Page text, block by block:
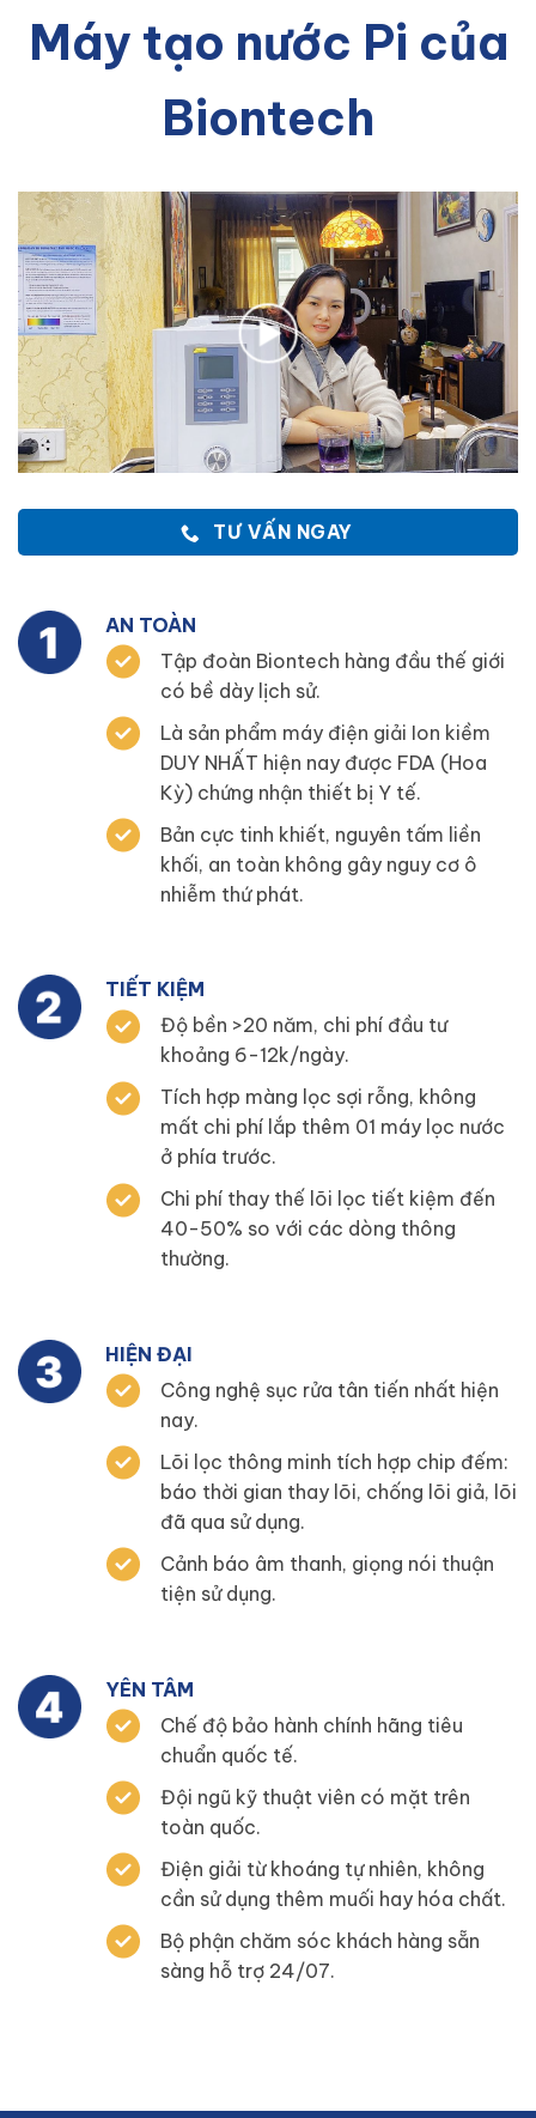
Máy tạo nước Pi của
Biontech
TƯ VẤN NGAY
AN TOÀN
Tập đoàn Biontech hàng đầu thế giới
có bề dày lịch sử.
Là sản phẩm máy điện giải Ion kiềm
DUY NHẤT hiện nay được FDA (Hoa
Kỳ) chứng nhận thiết bị Y tế.
Bản cực tinh khiết, nguyên tấm liền
khối, an toàn không gây nguy cơ ô
nhiễm thứ phát.
TIẾT KIỆM
Độ bền >20 năm, chi phí đầu tư
khoảng 6-12k/ngày.
Tích hợp màng lọc sợi rỗng, không
mất chi phí lắp thêm 01 máy lọc nước
ở phía trước.
Chi phí thay thế lõi lọc tiết kiệm đến
40-50% so với các dòng thông
thường.
HIỆN ĐẠI
Công nghệ sục rửa tân tiến nhất hiện
nay.
Lõi lọc thông minh tích hợp chip đếm:
báo thời gian thay lõi, chống lõi giả, lõi
đã qua sử dụng.
Cảnh báo âm thanh, giọng nói thuận
tiện sử dụng.
YÊN TÂM
Chế độ bảo hành chính hãng tiêu
chuẩn quốc tế.
Đội ngũ kỹ thuật viên có mặt trên
toàn quốc.
Điện giải từ khoáng tự nhiên, không
cần sử dụng thêm muối hay hóa chất.
Bộ phận chăm sóc khách hàng sẵn
sàng hỗ trợ 24/07.